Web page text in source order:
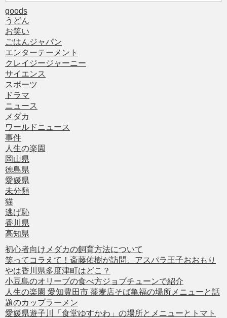
goods
うどん
お笑い
ごはんジャパン
エンターテーメント
クレイジージャーニー
サイエンス
スポーツ
ドラマ
ニュース
メダカ
ワールドニュース
事件
人生の楽園
岡山県
徳島県
愛媛県
未分類
猫
逃げ恥
香川県
高知県
初心者向けメダカの飼育方法について
笑ってコラえて！斎藤佑樹が訪問、アスパラ王子おおもり
やは香川県多度津町はどこ？
小豆島のオリーブの食べ方ジョブチューンで紹介
人生の楽園 愛知豊田市 蕎麦店そば亀福の場所メニューと話
題のカップラーメン
愛媛県遊子川「食堂ゆすかわ」の場所とメニューとトマト